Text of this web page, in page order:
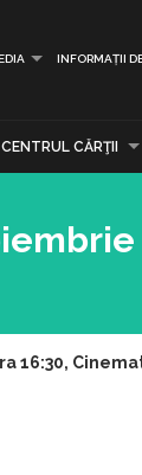
INFORMAȚII
CENTRUL CĂRŢII
16:30,